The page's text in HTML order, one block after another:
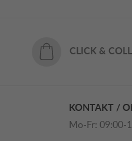
CLICK &
KONTAKT /
Mo-Fr: 09:00-